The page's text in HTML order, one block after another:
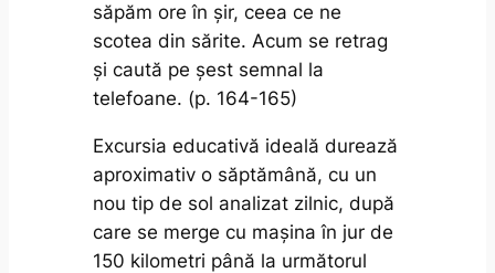
săpăm ore în șir, ceea ce ne
scotea din sărite. Acum se retrag
și caută pe șest semnal la
telefoane. (p. 164-165)
Excursia educativă ideală durează
aproximativ o săptămână, cu un
nou tip de sol analizat zilnic, după
care se merge cu mașina în jur de
150 kilometri până la următorul